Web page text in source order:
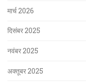
मार्च 2026
दिसंबर 2025
नवंबर 2025
अक्तूबर 2025